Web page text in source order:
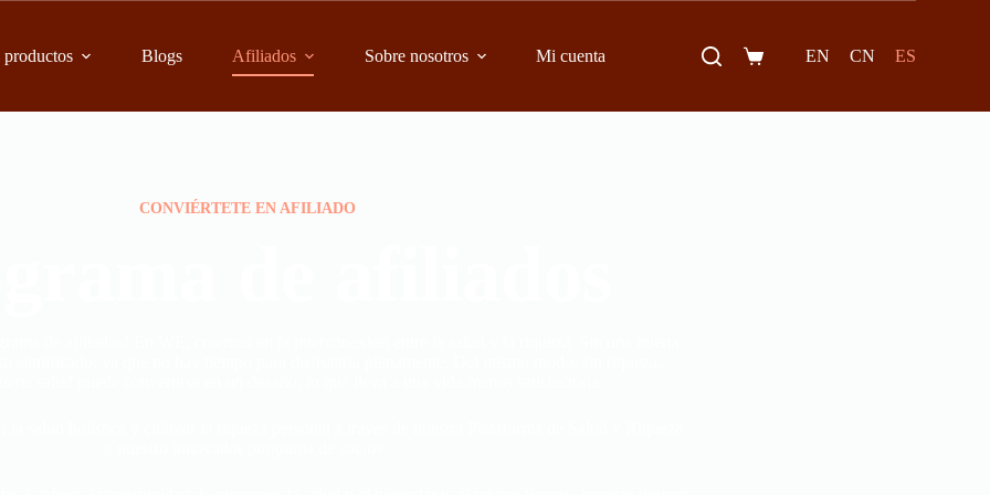
productos Blogs Afiliados Sobre nosotros Mi cuenta EN CN ES
CONVIÉRTETE EN AFILIADO